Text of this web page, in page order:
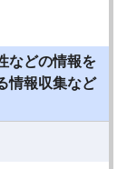
などの情報を
情報収集など